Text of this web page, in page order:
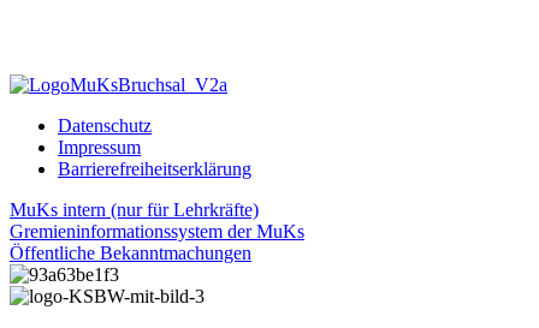
Datenschutz
Impressum
Barrierefreiheitserklärung
MuKs intern (nur für Lehrkräfte)
Gremieninformationssystem der MuKs
Öffentliche Bekanntmachungen